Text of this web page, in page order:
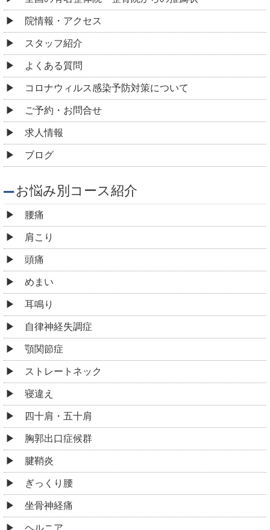
院情報・アクセス
スタッフ紹介
よくある質問
コロナウィルス感染予防対策について
ご予約・お問合せ
求人情報
ブログ
お悩み別コース紹介
腰痛
肩こり
頭痛
めまい
耳鳴り
自律神経失調症
顎関節症
ストレートネック
寝違え
四十肩・五十肩
胸郭出口症候群
腱鞘炎
ぎっくり腰
坐骨神経痛
ヘルニア